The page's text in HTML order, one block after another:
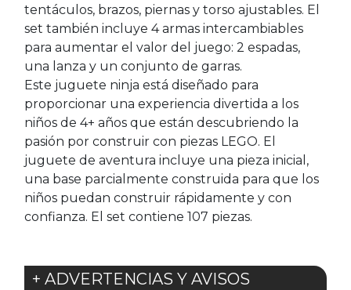
tentáculos, brazos, piernas y torso ajustables. El
set también incluye 4 armas intercambiables
para aumentar el valor del juego: 2 espadas,
una lanza y un conjunto de garras.
Este juguete ninja está diseñado para
proporcionar una experiencia divertida a los
niños de 4+ años que están descubriendo la
pasión por construir con piezas LEGO. El
juguete de aventura incluye una pieza inicial,
una base parcialmente construida para que los
niños puedan construir rápidamente y con
confianza. El set contiene 107 piezas.
+ ADVERTENCIAS Y AVISOS